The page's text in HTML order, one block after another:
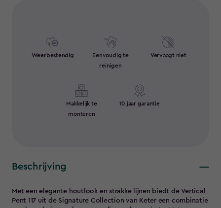
Weerbestendig
Eenvoudig te
reinigen
Vervaagt niet
Makkelijk te
monteren
10 jaar garantie
Beschrijving
Met een elegante houtlook en strakke lijnen biedt de Vertical
Pent 117 uit de Signature Collection van Keter een combinatie